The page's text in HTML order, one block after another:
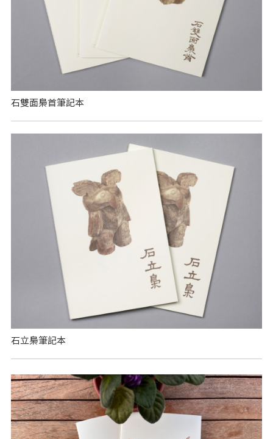
石雙面梟首筆記本
石立梟筆記本